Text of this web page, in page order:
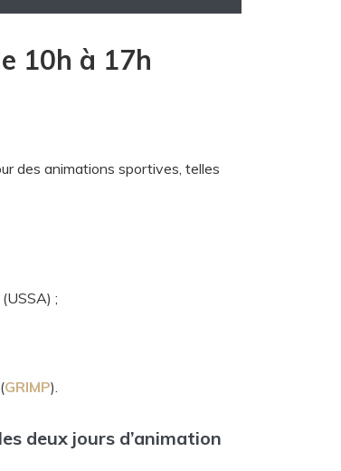
10h à 17h
des animations sportives, telles
;
GRIMP).
deux jours d’animation